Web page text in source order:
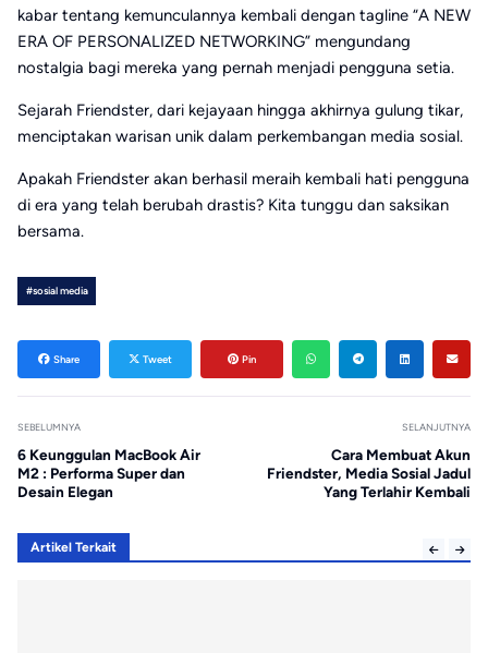
kabar tentang kemunculannya kembali dengan tagline “A NEW
ERA OF PERSONALIZED NETWORKING” mengundang
nostalgia bagi mereka yang pernah menjadi pengguna setia.
Sejarah Friendster, dari kejayaan hingga akhirnya gulung tikar,
menciptakan warisan unik dalam perkembangan media sosial.
Apakah Friendster akan berhasil meraih kembali hati pengguna
di era yang telah berubah drastis? Kita tunggu dan saksikan
bersama.
#sosial media
Share Tweet Pin
SEBELUMNYA
6 Keunggulan MacBook Air
M2 : Performa Super dan
Desain Elegan
SELANJUTNYA
Cara Membuat Akun
Friendster, Media Sosial Jadul
Yang Terlahir Kembali
Artikel Terkait